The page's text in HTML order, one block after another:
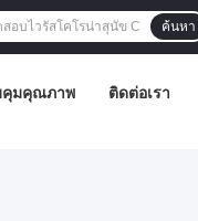
ค้นหา
คุมคุณภาพ ติดต่อเรา